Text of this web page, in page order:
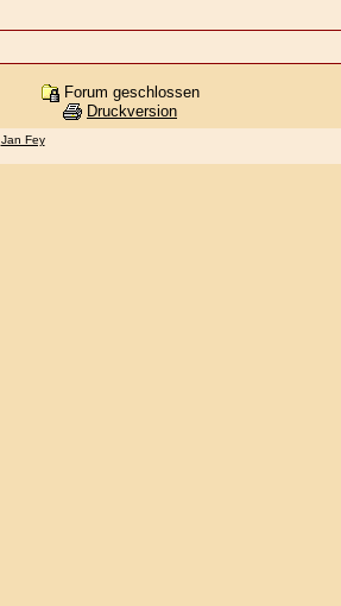
Forum geschlossen
Druckversion
Jan Fey